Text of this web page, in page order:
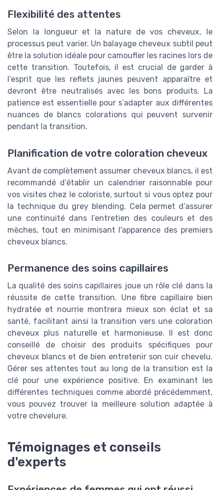
Flexibilité des attentes
Selon la longueur et la nature de vos cheveux, le
processus peut varier. Un balayage cheveux subtil peut
être la solution idéale pour camoufler les racines lors de
cette transition. Toutefois, il est crucial de garder à
l’esprit que les reflets jaunes peuvent apparaître et
devront être neutralisés avec les bons produits. La
patience est essentielle pour s’adapter aux différentes
nuances de blancs colorations qui peuvent survenir
pendant la transition.
Planification de votre coloration cheveux
Avant de complètement assumer cheveux blancs, il est
recommandé d’établir un calendrier raisonnable pour
vos visites chez le coloriste, surtout si vous optez pour
la technique du grey blending. Cela permet d’assurer
une continuité dans l’entretien des couleurs et des
mèches, tout en minimisant l'apparence des premiers
cheveux blancs.
Permanence des soins capillaires
La qualité des soins capillaires joue un rôle clé dans la
réussite de cette transition. Une fibre capillaire bien
hydratée et nourrie montrera mieux son éclat et sa
santé, facilitant ainsi la transition vers une coloration
cheveux plus naturelle et harmonieuse. Il est donc
conseillé de choisir des produits spécifiques pour
cheveux blancs et de bien entretenir son cuir chevelu.
Gérer ses attentes tout au long de la transition est la
clé pour une expérience positive. En examinant les
différentes techniques comme abordé précédemment,
vous pouvez trouver la meilleure solution adaptée à
votre chevelure.
Témoignages et conseils
d'experts